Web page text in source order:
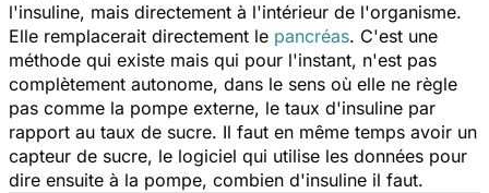
l'insuline, mais directement à l'intérieur de l'organisme.
Elle remplacerait directement le pancréas. C'est une
méthode qui existe mais qui pour l'instant, n'est pas
complètement autonome, dans le sens où elle ne règle
pas comme la pompe externe, le taux d'insuline par
rapport au taux de sucre. Il faut en même temps avoir un
capteur de sucre, le logiciel qui utilise les données pour
dire ensuite à la pompe, combien d'insuline il faut.